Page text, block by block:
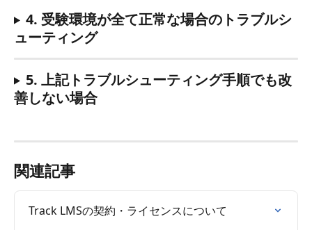
4. 受験環境が全て正常な場合のトラブルシ
ューティング
5. 上記トラブルシューティング手順でも改
善しない場合
関連記事
Track LMSの契約・ライセンスについて